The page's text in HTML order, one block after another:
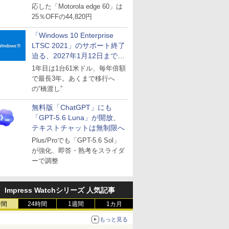
応した「Motorola edge 60」は
25％OFFの44,820円
「Windows 10 Enterprise
LTSC 2021」のサポート終了
迫る、2027年1月12日まで
～ESUは9月1日から販売
1年目は1台61米ドル、毎年倍額
で最長3年。あくまで移行へ
の“橋渡し”
無料版「ChatGPT」にも
「GPT-5.6 Luna」が開放、
テキストチャットは無制限へ
Plus/Proでも「GPT-5.6 Sol」
が強化、即答・熟考をスライダ
ーで調整
Impress Watchシリーズ 人気記事
24時間 1週間 1カ月
もっと見る